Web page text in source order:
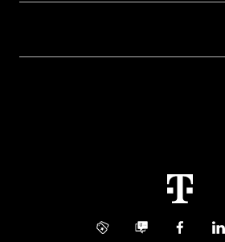
Info ServiceBusinessFacebook